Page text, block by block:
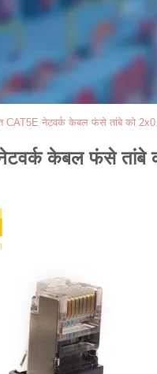
CAT5E नेटवर्क केबल फंसे तांबे को
नेटवर्क केबल फंसे तांबे